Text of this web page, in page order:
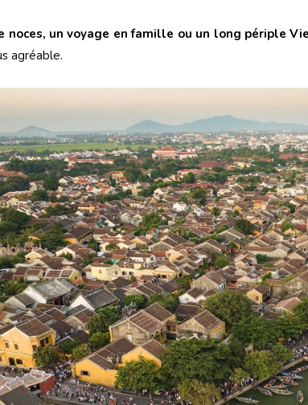
noces, un voyage en famille ou un long périple
agréable.